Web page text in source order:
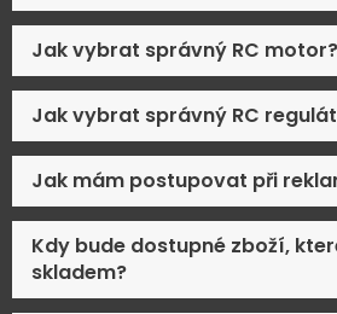
Jak vybrat správný RC motor?
Jak vybrat správný RC
Jak mám postupovat při
Kdy bude dostupné zboží,
skladem?